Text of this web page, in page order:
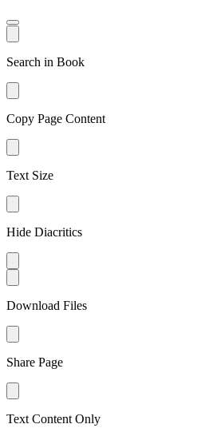
Search in Book
Copy Page Content
Text Size
Hide Diacritics
Download Files
Share Page
Text Content Only